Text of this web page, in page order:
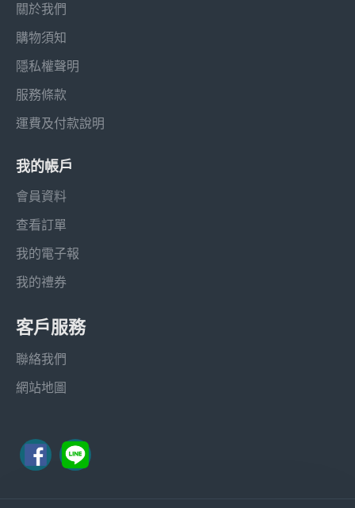
關於我們
購物須知
隱私權聲明
服務條款
運費及付款說明
我的帳戶
會員資料
查看訂單
我的電子報
我的禮券
客戶服務
聯絡我們
網站地圖